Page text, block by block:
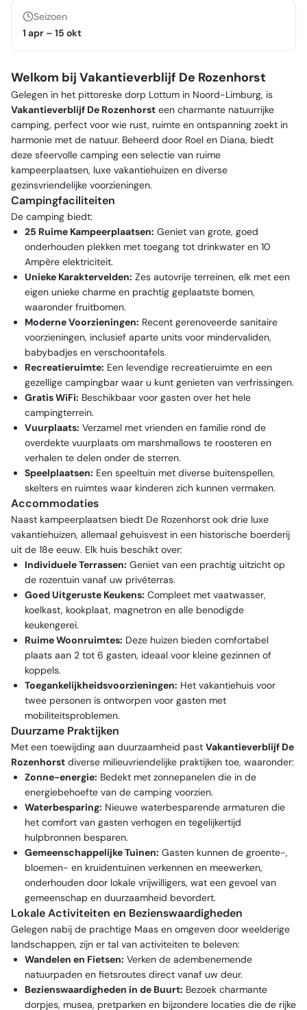
Seizoen
1 apr – 15 okt
Welkom bij Vakantieverblijf De Rozenhorst
Gelegen in het pittoreske dorp Lottum in Noord-Limburg, is
Vakantieverblijf De Rozenhorst een charmante natuurrijke
camping, perfect voor wie rust, ruimte en ontspanning zoekt in
harmonie met de natuur. Beheerd door Roel en Diana, biedt
deze sfeervolle camping een selectie van ruime
kampeerplaatsen, luxe vakantiehuizen en diverse
gezinsvriendelijke voorzieningen.
Campingfaciliteiten
De camping biedt:
25 Ruime Kampeerplaatsen: Geniet van grote, goed
onderhouden plekken met toegang tot drinkwater en 10
Ampère elektriciteit.
Unieke Karaktervelden: Zes autovrije terreinen, elk met een
eigen unieke charme en prachtig geplaatste bomen,
waaronder fruitbomen.
Moderne Voorzieningen: Recent gerenoveerde sanitaire
voorzieningen, inclusief aparte units voor mindervaliden,
babybadjes en verschoontafels.
Recreatieruimte: Een levendige recreatieruimte en een
gezellige campingbar waar u kunt genieten van verfrissingen.
Gratis WiFi: Beschikbaar voor gasten over het hele
campingterrein.
Vuurplaats: Verzamel met vrienden en familie rond de
overdekte vuurplaats om marshmallows te roosteren en
verhalen te delen onder de sterren.
Speelplaatsen: Een speeltuin met diverse buitenspellen,
skelters en ruimtes waar kinderen zich kunnen vermaken.
Accommodaties
Naast kampeerplaatsen biedt De Rozenhorst ook drie luxe
vakantiehuizen, allemaal gehuisvest in een historische boerderij
uit de 18e eeuw. Elk huis beschikt over:
Individuele Terrassen: Geniet van een prachtig uitzicht op
de rozentuin vanaf uw privéterras.
Goed Uitgeruste Keukens: Compleet met vaatwasser,
koelkast, kookplaat, magnetron en alle benodigde
keukengerei.
Ruime Woonruimtes: Deze huizen bieden comfortabel
plaats aan 2 tot 6 gasten, ideaal voor kleine gezinnen of
koppels.
Toegankelijkheidsvoorzieningen: Het vakantiehuis voor
twee personen is ontworpen voor gasten met
mobiliteitsproblemen.
Duurzame Praktijken
Met een toewijding aan duurzaamheid past Vakantieverblijf De
Rozenhorst diverse milieuvriendelijke praktijken toe, waaronder:
Zonne-energie: Bedekt met zonnepanelen die in de
energiebehoefte van de camping voorzien.
Waterbesparing: Nieuwe waterbesparende armaturen die
het comfort van gasten verhogen en tegelijkertijd
hulpbronnen besparen.
Gemeenschappelijke Tuinen: Gasten kunnen de groente-,
bloemen- en kruidentuinen verkennen en meewerken,
onderhouden door lokale vrijwilligers, wat een gevoel van
gemeenschap en duurzaamheid bevordert.
Lokale Activiteiten en Bezienswaardigheden
Gelegen nabij de prachtige Maas en omgeven door weelderige
landschappen, zijn er tal van activiteiten te beleven:
Wandelen en Fietsen: Verken de adembenemende
natuurpaden en fietsroutes direct vanaf uw deur.
Bezienswaardigheden in de Buurt: Bezoek charmante
dorpjes, musea, pretparken en bijzondere locaties die de rijke